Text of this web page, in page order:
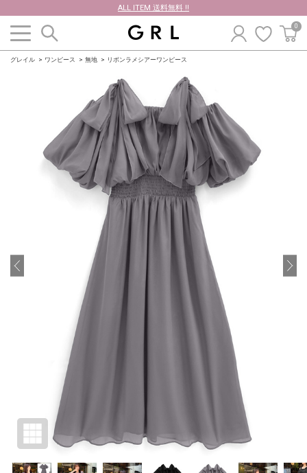
ALL ITEM 送料無料 !!
0
グレイル ワンピース 無地 リボンラメシアーワンピース